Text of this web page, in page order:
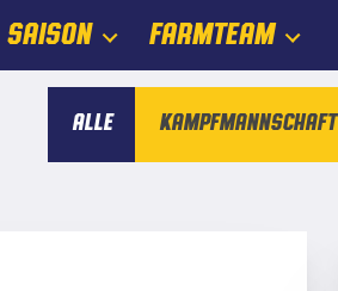
SAISON FARMTEAM
Alle Kampfmannschaft